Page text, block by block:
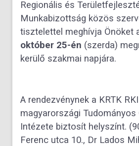
Regionális és
Munkabizottság közös
tisztelettel meghívja Önöket
október 25-én (szerda)
kerülő szakmai napjára.
A rendezvénynek a KRTK
magyarországi Tudományos
Intézete biztosít helyszínt.
Ferenc utca 10., Dr Lados